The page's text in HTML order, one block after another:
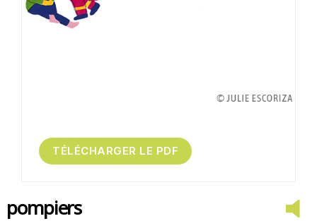
pompiers